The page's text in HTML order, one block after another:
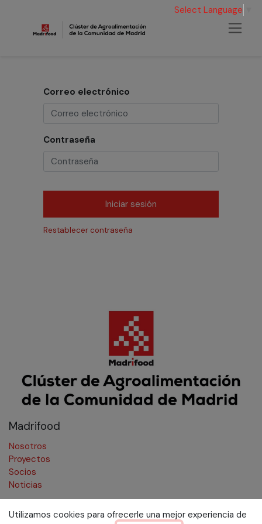
Correo electrónico
Contraseña
Iniciar sesión
Restablecer contraseña
Madrifood
Nosotros
Proyectos
Socios
Noticias
Utilizamos cookies para ofrecerle una mejor experiencia de
Select Language